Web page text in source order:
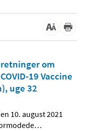
om
19 Vaccine
uge 32
10. august 2021
…